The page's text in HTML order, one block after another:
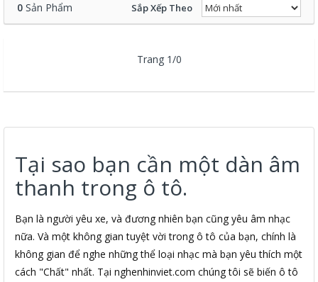
0 Sản Phẩm Sắp Xếp Theo
Trang 1/0
Tại sao bạn cần một dàn âm
thanh trong ô tô.
Bạn là người yêu xe, và đương nhiên bạn cũng yêu âm nhạc
nữa. Và một không gian tuyệt vời trong ô tô của bạn, chính là
không gian để nghe những thể loại nhạc mà bạn yêu thích một
cách "Chất" nhất. Tại nghenhinviet.com chúng tôi sẽ biến ô tô